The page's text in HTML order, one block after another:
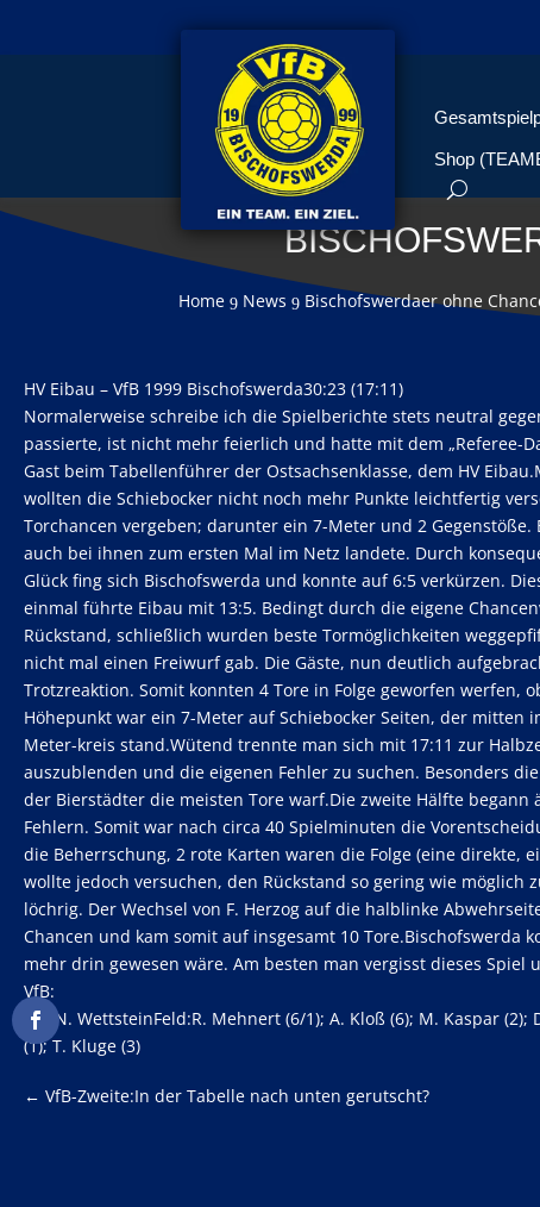
Shop
Home 9 News 9 Bischofswerdaer ohne
HV Eibau – VfB 1999 Bischofswerda30:23 (17:11)
Normalerweise schreibe ich die Spielberichte stets neutral
passierte, ist nicht mehr feierlich und hatte mit dem „Referee-
Gast beim Tabellenführer der Ostsachsenklasse, dem HV
wollten die Schiebocker nicht noch mehr Punkte leichtfertig
Torchancen vergeben; darunter ein 7-Meter und 2
auch bei ihnen zum ersten Mal im Netz landete. Durch
Glück fing sich Bischofswerda und konnte auf 6:5 verkürzen.
einmal führte Eibau mit 13:5. Bedingt durch die eigene
Rückstand, schließlich wurden beste Tormöglichkeiten
nicht mal einen Freiwurf gab. Die Gäste, nun deutlich
Trotzreaktion. Somit konnten 4 Tore in Folge geworfen
Höhepunkt war ein 7-Meter auf Schiebocker Seiten, der
Meter-kreis stand.Wütend trennte man sich mit 17:11 zur
auszublenden und die eigenen Fehler zu suchen. Besonders
der Bierstädter die meisten Tore warf.Die zweite Hälfte
Fehlern. Somit war nach circa 40 Spielminuten die
die Beherrschung, 2 rote Karten waren die Folge (eine direkte,
wollte jedoch versuchen, den Rückstand so gering wie
löchrig. Der Wechsel von F. Herzog auf die halblinke
Chancen und kam somit auf insgesamt 10
mehr drin gewesen wäre. Am besten man vergisst dieses
VfB:
Tor:N. WettsteinFeld:R. Mehnert (6/1); A. Kloß (6); M. Kaspar
(1); T. Kluge (3)
← VfB-Zweite:In der Tabelle nach unten gerutscht?